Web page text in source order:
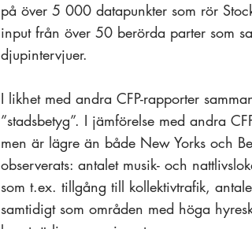
på över 5 000 datapunkter som rör
input från över 50 berörda parter som
djupintervjuer.
I likhet med andra CFP-rapporter
”stadsbetyg”. I jämförelse med andra
men är lägre än både New Yorks och
observerats: antalet musik- och
som t.ex. tillgång till kollektivtrafik,
samtidigt som områden med höga